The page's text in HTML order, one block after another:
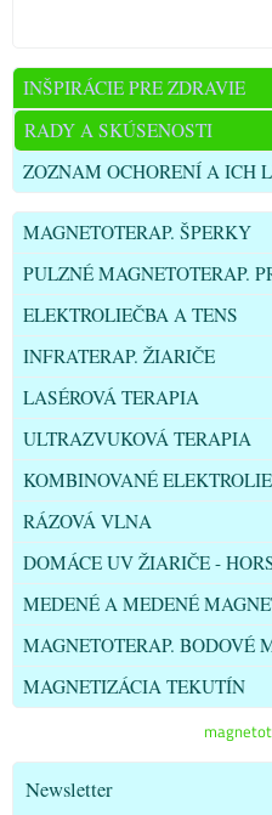
INŠPIRÁCIE PRE ZDRAVIE
RADY A SKÚSENOSTI
ZOZNAM OCHORENÍ A ICH
MAGNETOTERAP. ŠPERKY
PULZNÉ MAGNETOTERAP.
ELEKTROLIEČBA A TENS
INFRATERAP. ŽIARIČE
LASÉROVÁ TERAPIA
ULTRAZVUKOVÁ TERAPIA
KOMBINOVANÉ
RÁZOVÁ VLNA
DOMÁCE UV ŽIARIČE -
MEDENÉ A MEDENÉ
MAGNETOTERAP. BODOVÉ
MAGNETIZÁCIA TEKUTÍN
Newsletter